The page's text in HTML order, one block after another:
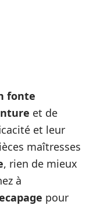
fonte
et de
et leur
maîtresses
, rien de mieux
à
pour